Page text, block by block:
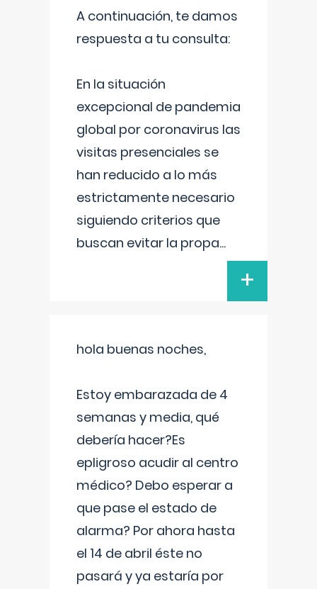
A continuación, te damos
respuesta a tu consulta:
En la situación
excepcional de pandemia
global por coronavirus las
visitas presenciales se
han reducido a lo más
estrictamente necesario
siguiendo criterios que
buscan evitar la propa...
+
hola buenas noches,
Estoy embarazada de 4
semanas y media, qué
debería hacer?Es
epligroso acudir al centro
médico? Debo esperar a
que pase el estado de
alarma? Por ahora hasta
el 14 de abril éste no
pasará y ya estaría por